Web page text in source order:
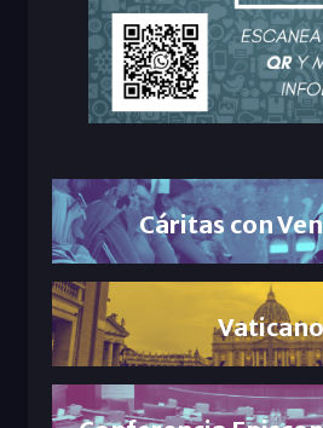
Cáritas con
Vaticano